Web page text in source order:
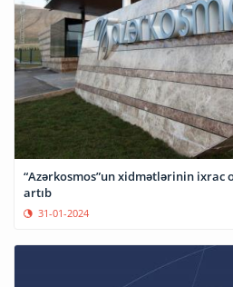
“Azərkosmos”un xidmətlərinin ixrac
artıb
31-01-2024